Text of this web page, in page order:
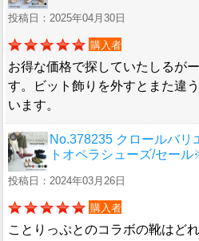
投稿日：2025年04月30日
購入者
お得な価格で探していたしるが
す。ビット飾りを外すとまた違
います。
No.378235 クロールバリ
トオペラシューズ/セー
投稿日：2024年03月26日
購入者
ことりっぷとのコラボの靴はど